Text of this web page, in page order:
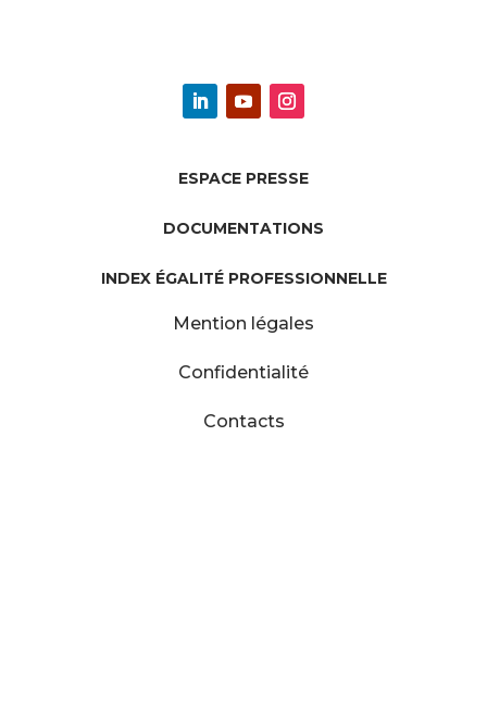
ESPACE PRESSE
DOCUMENTATIONS
INDEX ÉGALITÉ PROFESSIONNELLE
Mention légales
Confidentialité
Contacts